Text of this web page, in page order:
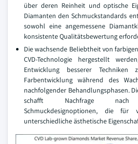
über deren Reinheit und optische
Diamanten den Schmuckstandards
sowohl eine angemessene
konsistente Qualitätsbewertung
Die wachsende Beliebtheit von
CVD-Technologie hergestellt
Entwicklung besserer Techniken
Farbentwicklung während des
nachfolgender Behandlungsphasen.
schafft Nachfrage nach
Schmuckdesignoptionen, die für
unterschiedliche ästhetische